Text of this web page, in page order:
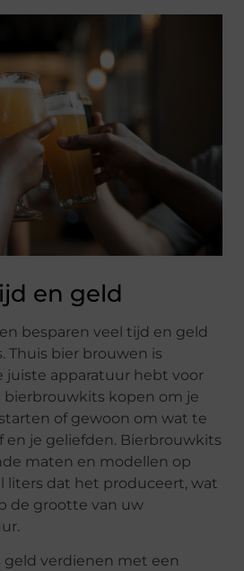
en geld
besparen veel tijd en geld
Thuis bier brouwen is
juiste apparatuur hebt voor
bierbrouwkits kopen om je
of gewoon om wat te
en je geliefden. Bierbrouwkits
maten en modellen op
liters dat het produceert, wat
de grootte van uw
verdienen met een